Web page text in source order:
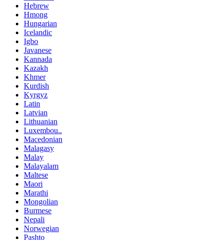
Hebrew
Hmong
Hungarian
Icelandic
Igbo
Javanese
Kannada
Kazakh
Khmer
Kurdish
Kyrgyz
Latin
Latvian
Lithuanian
Luxembou..
Macedonian
Malagasy
Malay
Malayalam
Maltese
Maori
Marathi
Mongolian
Burmese
Nepali
Norwegian
Pashto